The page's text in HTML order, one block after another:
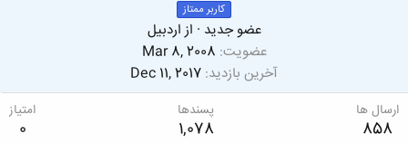
کاربر ممتاز
عضو جدید · ازاردبیل
عضویت Mar 8, 2008
آخرین بازدید Dec 11, 2017
ارسال ها
858
پسندها
1,078
امتیاز
0